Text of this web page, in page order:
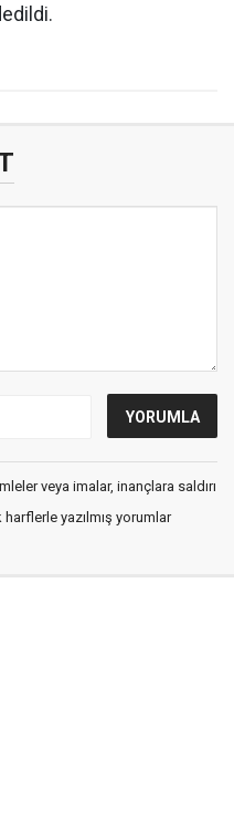
veya imalar, inançlara saldırı
yazılmış yorumlar